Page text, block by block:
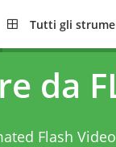
Tutti gli
da
Flash